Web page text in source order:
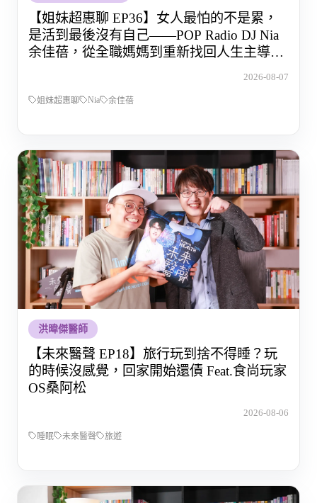
【姐妹超惠聊 EP36】女人最怕的不是累，
是活到最後沒有自己——POP Radio DJ Nia
余佳蓓，從全職媽媽到重新找回人生主導權
2026-08-07
姐妹超惠聊 Nia 余佳蓓
洪暐傑醫師
【未來醫聲 EP18】旅行玩到捨不得睡？玩
的時候沒感覺，回家開始還債 Feat.食尚玩家
OS桑阿松
2026-08-06
睡眠 未來醫聲 旅遊